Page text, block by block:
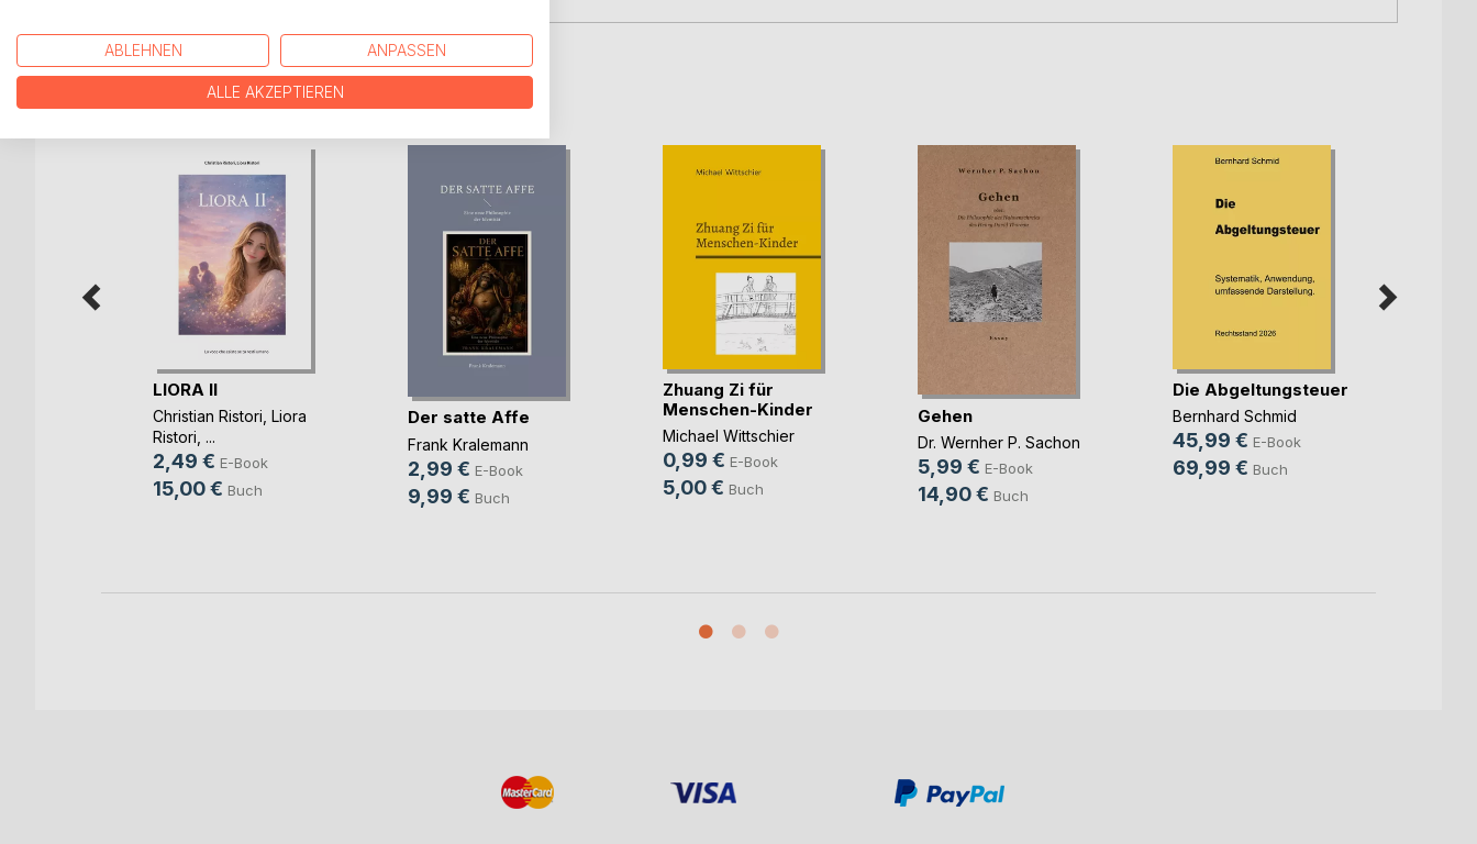
WEITERE TITEL BEI
LIORA II
Christian Ristori Liora
Ristori , ...
2,49 € E-Book
15,00 € Buch
Der satte Affe
Frank Kralemann
2,99 € E-Book
9,99 € Buch
Zhuang Zi für
Menschen-Kinder
Michael Wittschier
0,99 € E-Book
5,00 € Buch
Gehen
Dr. Wernher P. Sachon
5,99 € E-Book
14,90 € Buch
Die Abgeltungsteuer
Bernhard Schmid
45,99 € E-Book
69,99 € Buch
ABLEHNEN ANPASSEN
ALLE AKZEPTIEREN